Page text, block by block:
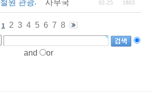
철원 관광시설 임시 폐쇄 안내
사무국 02-25 1803
1 2 3 4 5 6 7 8
and or